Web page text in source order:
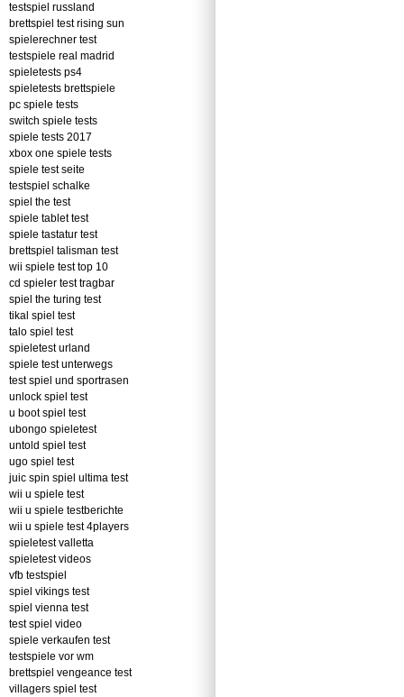
testspiel russland
brettspiel test rising sun
spielerechner test
testspiele real madrid
spieletests ps4
spieletests brettspiele
pc spiele tests
switch spiele tests
spiele tests 2017
xbox one spiele tests
spiele test seite
testspiel schalke
spiel the test
spiele tablet test
spiele tastatur test
brettspiel talisman test
wii spiele test top 10
cd spieler test tragbar
spiel the turing test
tikal spiel test
talo spiel test
spieletest urland
spiele test unterwegs
test spiel und sportrasen
unlock spiel test
u boot spiel test
ubongo spieletest
untold spiel test
ugo spiel test
juic spin spiel ultima test
wii u spiele test
wii u spiele testberichte
wii u spiele test 4players
spieletest valletta
spieletest videos
vfb testspiel
spiel vikings test
spiel vienna test
test spiel video
spiele verkaufen test
testspiele vor wm
brettspiel vengeance test
villagers spiel test